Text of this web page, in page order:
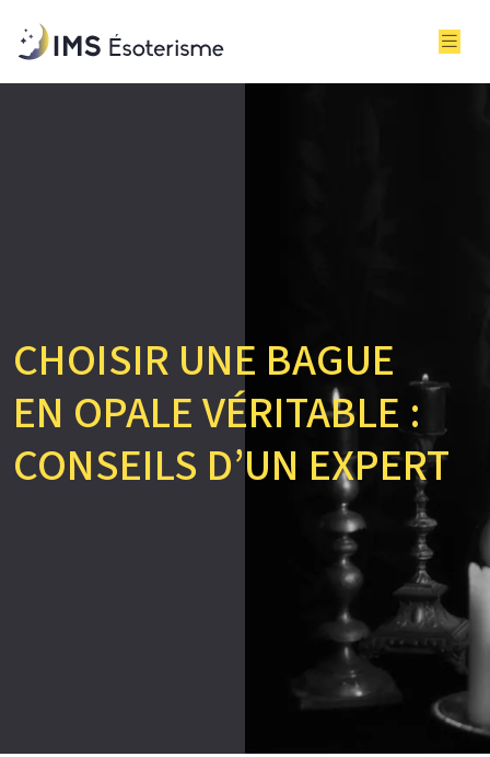
CHOISIR UNE BAGUE
EN OPALE VÉRITABLE :
CONSEILS D’UN EXPERT